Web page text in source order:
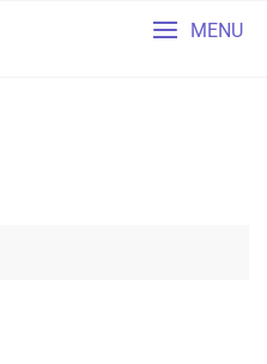
MENU